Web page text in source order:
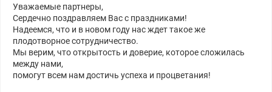
Уважаемые партнеры,
Сердечно поздравляем Вас с праздниками!
Надеемся, что и в новом году нас ждет такое же
плодотворное сотрудничество.
Мы верим, что открытость и доверие, которое сложилась
между нами,
помогут всем нам достичь успеха и процветания!